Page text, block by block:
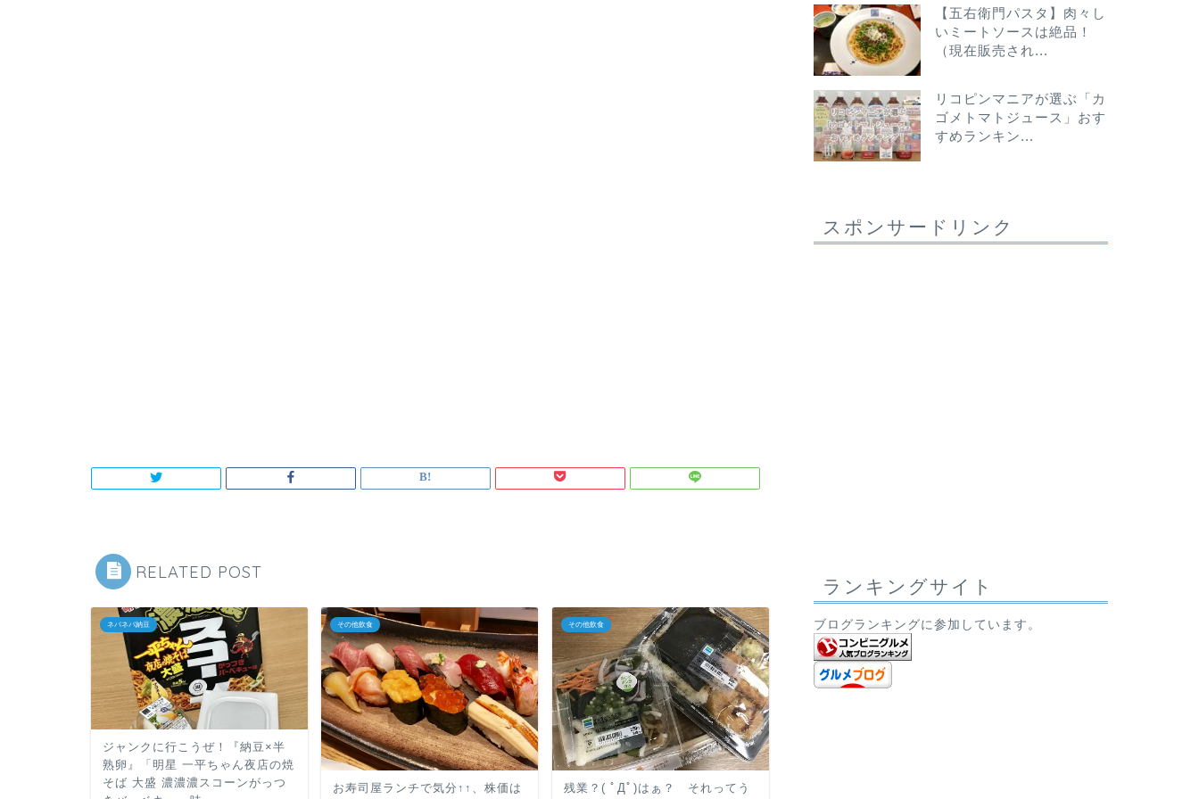
RELATED POST
ネバネバ納豆
ジャンクに行こうぜ！『納豆×半
熟卵』「明星 一平ちゃん夜店の焼
そば 大盛 濃濃濃スコーンがっつ
その他飲食
お寿司屋ランチで気分↑↑、株価は
その他飲食
残業？( ﾟДﾟ)はぁ？ それってう
【五右衛門パスタ】肉々し
いミートソースは絶品！
（現在販売され...
リコピンマニアが選ぶ「カ
ゴメトマトジュース」おす
すめランキン...
スポンサードリンク
ランキングサイト
ブログランキングに参加しています。